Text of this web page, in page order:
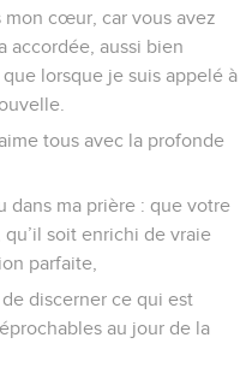
cœur, car vous avez
accordée, aussi bien
lorsque je suis appelé à
tous avec la profonde
dans ma prière : que votre
soit enrichi de vraie
parfaite,
discerner ce qui est
au jour de la